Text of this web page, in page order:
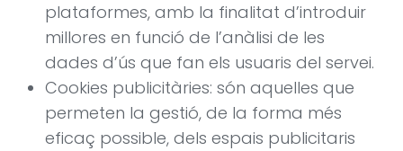
plataformes, amb la finalitat d’introduir
millores en funció de l’anàlisi de les
dades d’ús que fan els usuaris del servei.
Cookies publicitàries: són aquelles que
permeten la gestió, de la forma més
eficaç possible, dels espais publicitaris